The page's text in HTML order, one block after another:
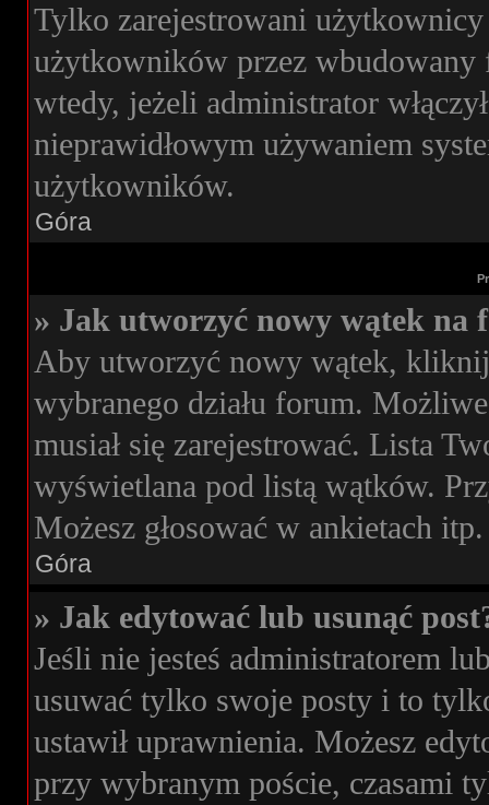
Tylko zarejestrowani
użytkowników przez
wtedy, jeżeli administrator
nieprawidłowym używaniem
użytkowników.
Góra
» Jak utworzyć nowy wątek na
Aby utworzyć nowy wątek,
wybranego działu forum.
musiał się zarejestrować. Lista
wyświetlana pod listą wątków.
Możesz głosować w ankietach itp.
Góra
» Jak edytować lub usunąć
Jeśli nie jesteś administratorem
usuwać tylko swoje posty i to
ustawił uprawnienia. Możesz
przy wybranym poście, czasami